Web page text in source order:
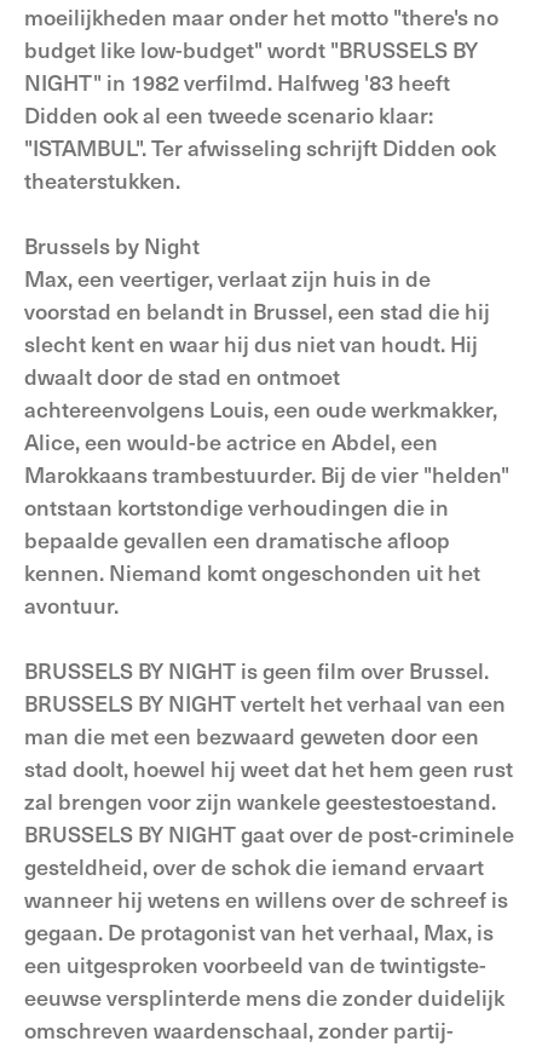
moeilijkheden maar onder het motto "there's no
budget like low-budget" wordt "BRUSSELS BY
NIGHT" in 1982 verfilmd. Halfweg '83 heeft
Didden ook al een tweede scenario klaar:
"ISTAMBUL". Ter afwisseling schrijft Didden ook
theaterstukken.
Brussels by Night
Max, een veertiger, verlaat zijn huis in de
voorstad en belandt in Brussel, een stad die hij
slecht kent en waar hij dus niet van houdt. Hij
dwaalt door de stad en ontmoet
achtereenvolgens Louis, een oude werkmakker,
Alice, een would-be actrice en Abdel, een
Marokkaans trambestuurder. Bij de vier "helden"
ontstaan kortstondige verhoudingen die in
bepaalde gevallen een dramatische afloop
kennen. Niemand komt ongeschonden uit het
avontuur.
BRUSSELS BY NIGHT is geen film over Brussel.
BRUSSELS BY NIGHT vertelt het verhaal van een
man die met een bezwaard geweten door een
stad doolt, hoewel hij weet dat het hem geen rust
zal brengen voor zijn wankele geestestoestand.
BRUSSELS BY NIGHT gaat over de post-criminele
gesteldheid, over de schok die iemand ervaart
wanneer hij wetens en willens over de schreef is
gegaan. De protagonist van het verhaal, Max, is
een uitgesproken voorbeeld van de twintigste-
eeuwse versplinterde mens die zonder duidelijk
omschreven waardenschaal, zonder partij-